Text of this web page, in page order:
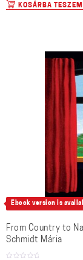
KOSÁRBA TESZEM
Ebook version is
From Country to
Schmidt Mária